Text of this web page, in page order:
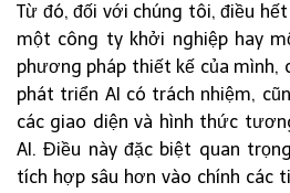
Từ đó, đối với chúng tôi, điều
một công ty khởi nghiệp hay
phương pháp thiết kế của mình,
phát triển AI có trách nhiệm,
các giao diện và hình thức
AI. Điều này đặc biệt quan
tích hợp sâu hơn vào chính các